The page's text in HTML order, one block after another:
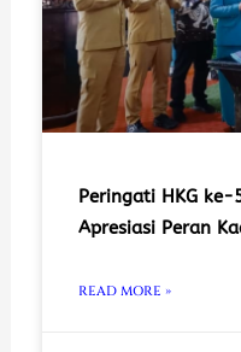
Peringati HKG ke-
Apresiasi Peran
READ MORE »